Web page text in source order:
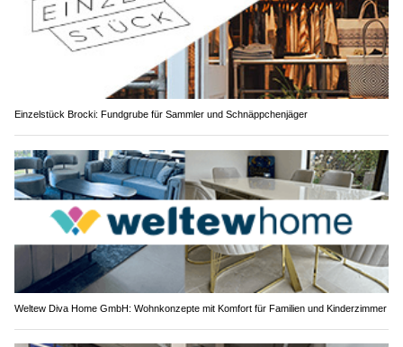
Einzelstück Brocki: Fundgrube für Sammler und Schnäppchenjäger
Weltew Diva Home GmbH: Wohnkonzepte mit Komfort für Familien und Kinderzimmer